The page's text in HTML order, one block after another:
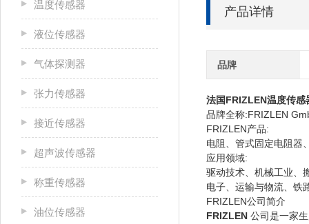
温度传感器
液位传感器
气体探测器
张力传感器
接近传感器
超声波传感器
称重传感器
油位传感器
产品详情
品牌
法国FRIZLEN温度传感
品牌全称:FRIZLEN
FRIZLEN产品:
电阻、管式固定电阻器
应用领域:
驱动技术、机械工业、
电子、运输与物流、铁
FRIZLEN公司简介
FRIZLEN 公司是一家